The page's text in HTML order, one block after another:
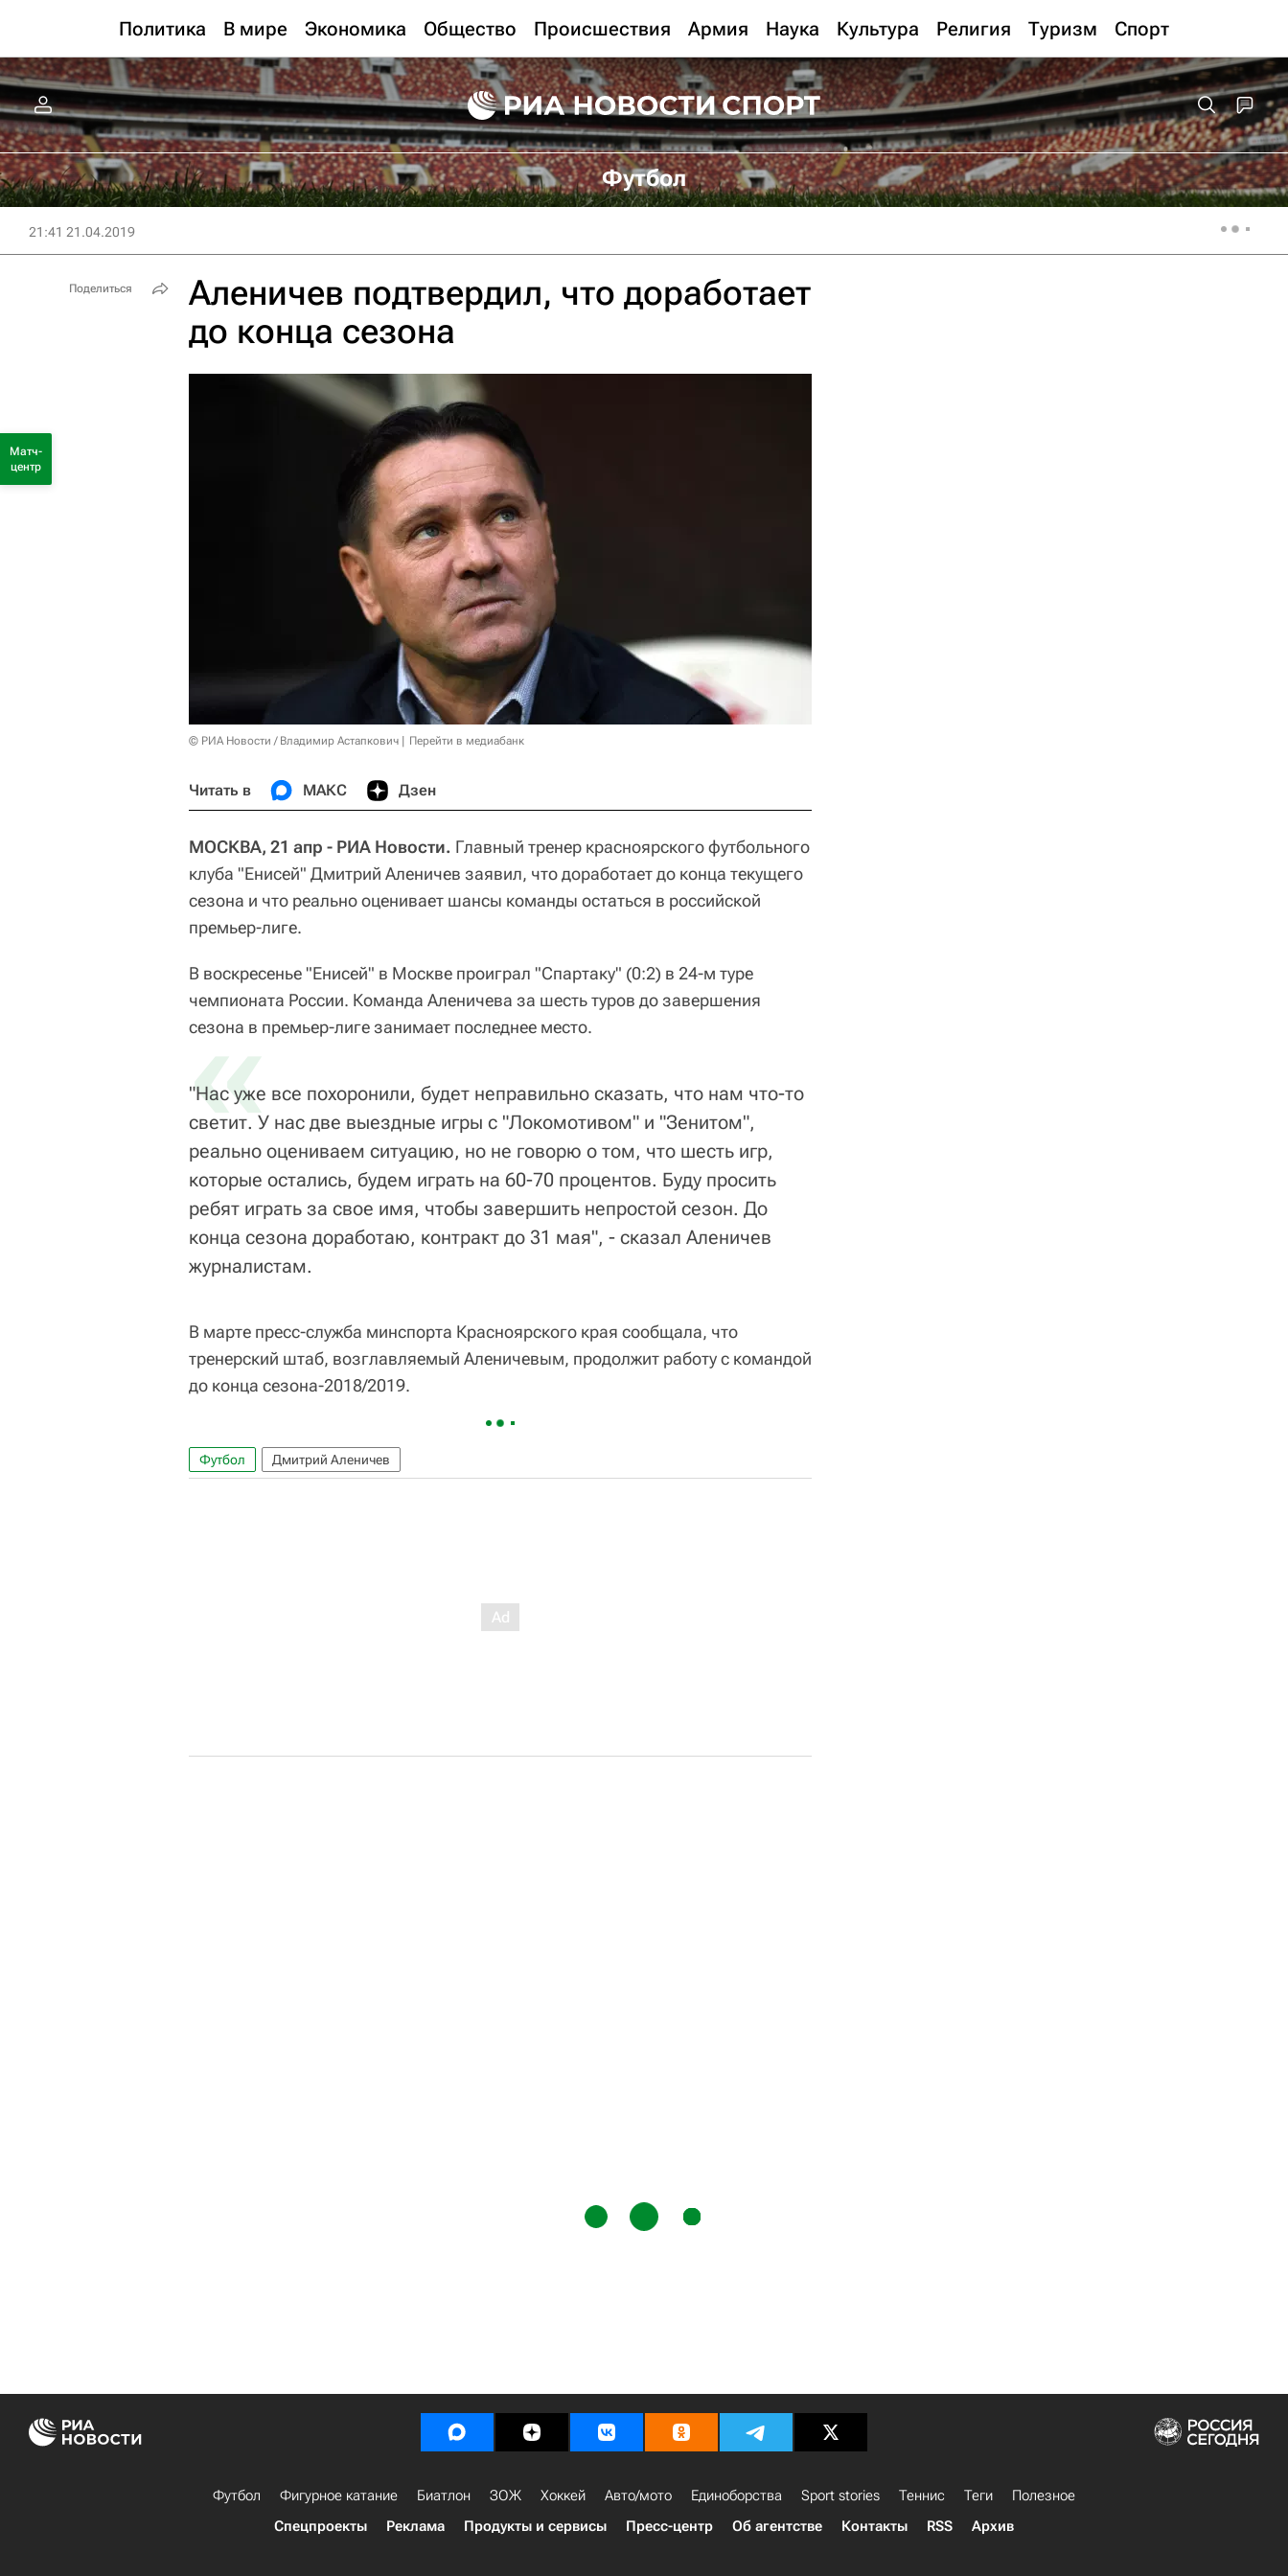
Политика В мире Экономика Общество Происшествия Армия Наука Культура Религия Туризм Спорт
Футбол
21:41 21.04.2019
Аленичев подтвердил, что доработает
до конца сезона
© РИА Новости / Владимир Астапкович Перейти в медиабанк
Читать в МАКС Дзен
МОСКВА, 21 апр - РИА Новости. Главный тренер красноярского футбольного
клуба "Енисей" Дмитрий Аленичев заявил, что доработает до конца текущего
сезона и что реально оценивает шансы команды остаться в российской
премьер-лиге.
В воскресенье "Енисей" в Москве проиграл "Спартаку" (0:2) в 24-м туре
чемпионата России. Команда Аленичева за шесть туров до завершения
сезона в премьер-лиге занимает последнее место.
«
"Нас уже все похоронили, будет неправильно сказать, что нам что-то
светит. У нас две выездные игры с "Локомотивом" и "Зенитом",
реально оцениваем ситуацию, но не говорю о том, что шесть игр,
которые остались, будем играть на 60-70 процентов. Буду просить
ребят играть за свое имя, чтобы завершить непростой сезон. До
конца сезона доработаю, контракт до 31 мая", - сказал Аленичев
журналистам.
В марте пресс-служба минспорта Красноярского края сообщала, что
тренерский штаб, возглавляемый Аленичевым, продолжит работу с командой
до конца сезона-2018/2019.
Футбол Дмитрий Аленичев
Поделиться
Матч-
центр
Футбол Фигурное катание Биатлон ЗОЖ Хоккей Авто/мото Единоборства Sport stories Теннис Теги
Полезное
Спецпроекты
Реклама Продукты и сервисы Пресс-центр Об агентстве Контакты RSS Архив